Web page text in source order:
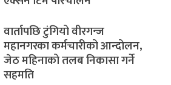
वार्तापछि टुंगियो वीरगन्ज
महानगरका कर्मचारीको आन्दोलन,
जेठ महिनाको तलब निकासा गर्ने
सहमति